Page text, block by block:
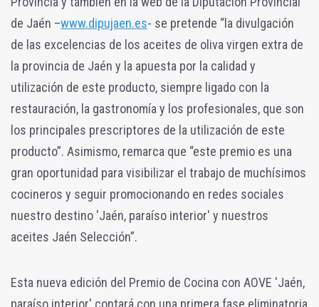
de Jaén –www.dipujaen.es- se pretende “la divulgación
de las excelencias de los aceites de oliva virgen extra de
la provincia de Jaén y la apuesta por la calidad y
utilización de este producto, siempre ligado con la
restauración, la gastronomía y los profesionales, que son
los principales prescriptores de la utilización de este
producto”. Asimismo, remarca que “este premio es una
gran oportunidad para visibilizar el trabajo de muchísimos
cocineros y seguir promocionando en redes sociales
nuestro destino 'Jaén, paraíso interior' y nuestros
aceites Jaén Selección”.
Esta nueva edición del Premio de Cocina con AOVE 'Jaén,
paraíso interior' contará con una primera fase eliminatoria